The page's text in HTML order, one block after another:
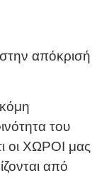
απόκρισή
του
οι ΧΩΡΟΙ μας
από